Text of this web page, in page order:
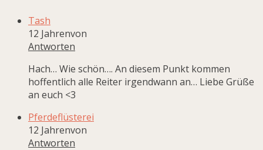
Tash
12 Jahrenvon
Antworten
Hach… Wie schön…. An diesem Punkt kommen
hoffentlich alle Reiter irgendwann an… Liebe Grüße
an euch <3
Pferdeflüsterei
12 Jahrenvon
Antworten